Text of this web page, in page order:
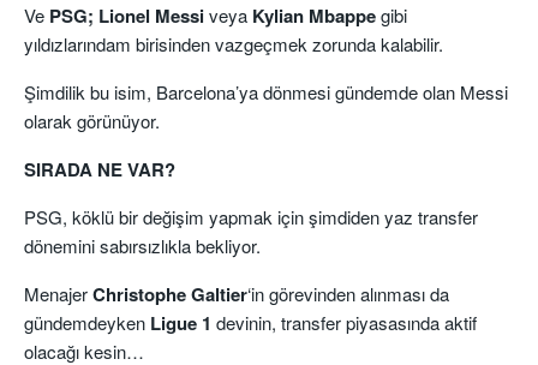
Ve PSG; Lionel Messiveya Kylian Mbappegibi
yıldızlarındam birisinden vazgeçmek zorunda kalabilir.
Şimdilik bu isim, Barcelona’ya dönmesi gündemde olan Messi
olarak görünüyor.
SIRADA NE VAR?
PSG, köklü bir değişim yapmak için şimdiden yaz transfer
dönemini sabırsızlıkla bekliyor.
MenajerChristopheGaltier‘in görevinden alınması da
gündemdeyken Ligue 1 devinin, transfer piyasasında aktif
olacağı kesin…